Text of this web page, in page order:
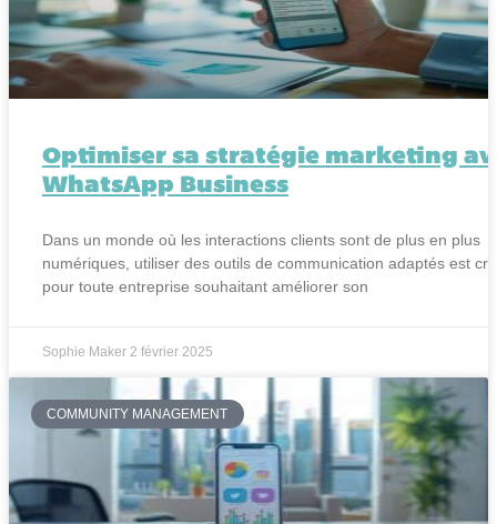
Optimiser sa stratégie marketing
WhatsApp Business
Dans un monde où les interactions clients sont de plus en plus
numériques, utiliser des outils de communication adaptés est
pour toute entreprise souhaitant améliorer son
Sophie Maker 2 février 2025
COMMUNITY MANAGEMENT